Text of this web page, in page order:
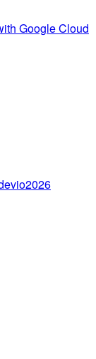
Google Cloud